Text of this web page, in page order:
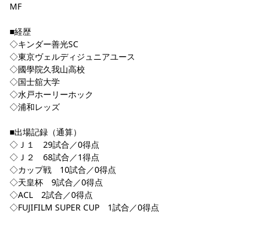
MF
■経歴
◇キンダー善光SC
◇東京ヴェルディジュニアユース
◇國學院久我山高校
◇国士舘大学
◇水戸ホーリーホック
◇浦和レッズ
■出場記録（通算）
◇Ｊ１　29試合／0得点
◇Ｊ２　68試合／1得点
◇カップ戦　10試合／0得点
◇天皇杯　9試合／0得点
◇ACL　2試合／0得点
◇FUJIFILM SUPER CUP　1試合／0得点